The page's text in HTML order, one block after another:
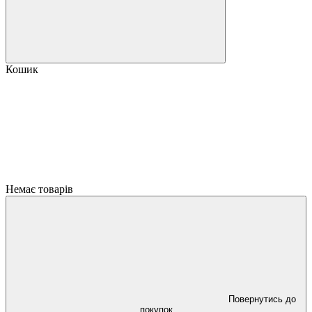
Кошик
Немає товарів
Повернутись до
покупок